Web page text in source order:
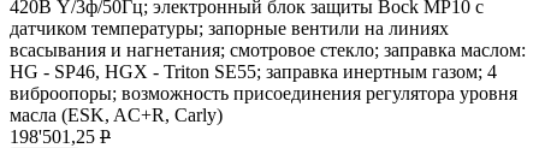
420В Y/3ф/50Гц; электронный блок защиты Bock MP10 с
датчиком температуры; запорные вентили на линиях
всасывания и нагнетания; смотровое стекло; заправка маслом:
HG - SP46, HGX - Triton SE55; заправка инертным газом; 4
виброопоры; возможность присоединения регулятора уровня
масла (ESK, AC+R, Carly)
198'501,25 P